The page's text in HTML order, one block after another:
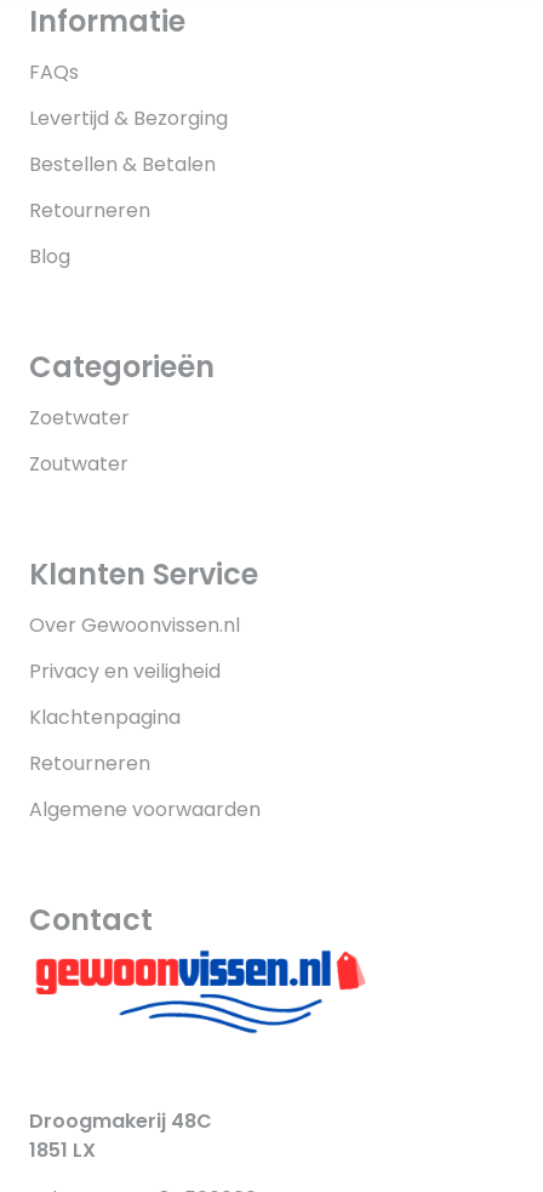
Informatie
FAQs
Levertijd & Bezorging
Bestellen & Betalen
Retourneren
Blog
Categorieën
Zoetwater
Zoutwater
Klanten Service
Over Gewoonvissen.nl
Privacy en veiligheid
Klachtenpagina
Retourneren
Algemene voorwaarden
Contact
Droogmakerij 48C
1851 LX